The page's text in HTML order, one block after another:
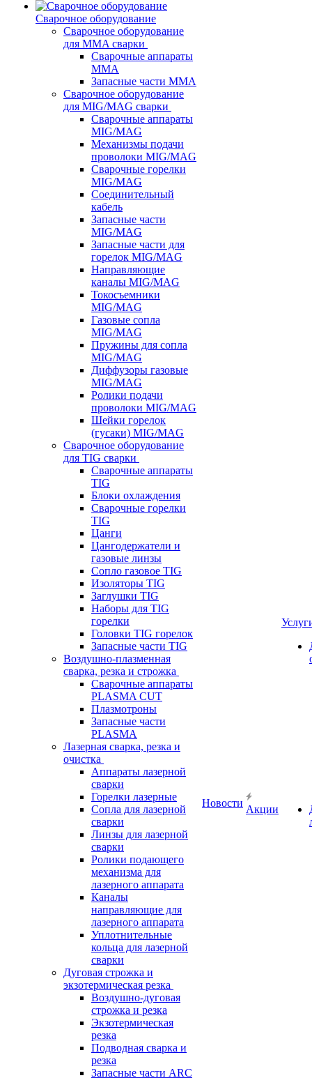
Сварочное оборудование
Сварочное оборудование
для MMA сварки
Сварочные аппараты
MMA
Запасные части MMA
Сварочное оборудование
для MIG/MAG сварки
Сварочные аппараты
MIG/MAG
Механизмы подачи
проволоки MIG/MAG
Сварочные горелки
MIG/MAG
Соединительный
кабель
Запасные части
MIG/MAG
Запасные части для
горелок MIG/MAG
Направляющие
каналы MIG/MAG
Токосъемники
MIG/MAG
Газовые сопла
MIG/MAG
Пружины для сопла
MIG/MAG
Диффузоры газовые
MIG/MAG
Ролики подачи
проволоки MIG/MAG
Шейки горелок
(гусаки) MIG/MAG
Сварочное оборудование
для TIG сварки
Сварочные аппараты
TIG
Блоки охлаждения
Сварочные горелки
TIG
Цанги
Цангодержатели и
газовые линзы
Сопло газовое TIG
Изоляторы TIG
Заглушки TIG
Наборы для TIG
горелки
Головки TIG горелок
Запасные части TIG
Воздушно-плазменная
сварка, резка и строжка
Сварочные аппараты
PLASMA CUT
Плазмотроны
Запасные части
PLASMA
Лазерная сварка, резка и
очистка
Аппараты лазерной
сварки
Горелки лазерные
Сопла для лазерной
сварки
Линзы для лазерной
сварки
Ролики подающего
механизма для
лазерного аппарата
Каналы
направляющие для
лазерного аппарата
Уплотнительные
кольца для лазерной
сварки
Дуговая строжка и
экзотермическая резка
Воздушно-дуговая
строжка и резка
Экзотермическая
резка
Подводная сварка и
резка
Запасные части ARC
Новости
Акции